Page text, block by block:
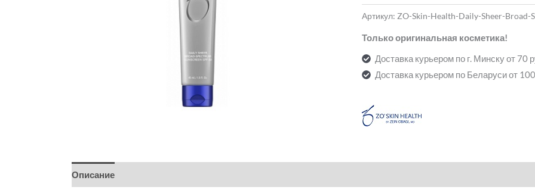
Артикул: ZO-Skin-Health-Daily-Sheer-Broad-
Только оригинальная косметика!
Доставка курьером по г. Минску от 70
Доставка курьером по Беларуси от
Описание